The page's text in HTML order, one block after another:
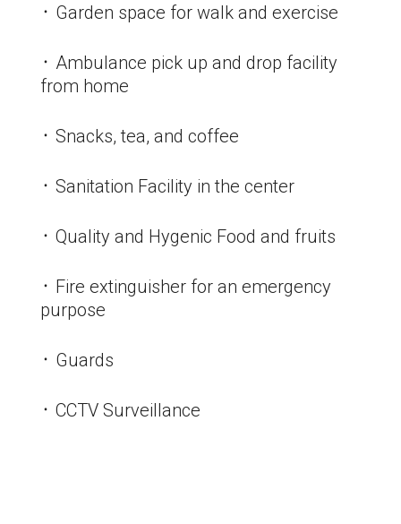
᛫ Garden space for walk and exercise
᛫ Ambulance pick up and drop facility
from home
᛫ Snacks, tea, and coffee
᛫ Sanitation Facility in the center
᛫ Quality and Hygenic Food and fruits
᛫ Fire extinguisher for an emergency
purpose
᛫ Guards
᛫ CCTV Surveillance